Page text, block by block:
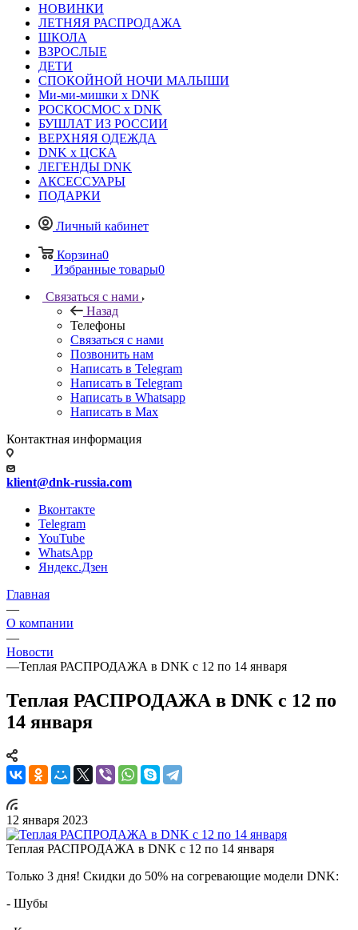
НОВИНКИ
ЛЕТНЯЯ РАСПРОДАЖА
ШКОЛА
ВЗРОСЛЫЕ
ДЕТИ
СПОКОЙНОЙ НОЧИ МАЛЫШИ
Ми-ми-мишки x DNK
РОСКОСМОС x DNK
БУШЛАТ ИЗ РОССИИ
ВЕРХНЯЯ ОДЕЖДА
DNK x ЦСКА
ЛЕГЕНДЫ DNK
АКСЕССУАРЫ
ПОДАРКИ
Личный кабинет
Корзина0
Избранные товары0
Связаться с нами
Назад
Телефоны
Связаться с нами
Позвонить нам
Написать в Telegram
Написать в Telegram
Написать в Whatsapp
Написать в Max
Контактная информация
klient@dnk-russia.com
Вконтакте
Telegram
YouTube
WhatsApp
Яндекс.Дзен
Главная
—
О компании
—
Новости
—Теплая РАСПРОДАЖА в DNK с 12 по 14 января
Теплая РАСПРОДАЖА в DNK с 12 по
14 января
12 января 2023
Теплая РАСПРОДАЖА в DNK с 12 по 14 января
Только 3 дня! Скидки до 50% на согревающие модели DNK:
- Шубы